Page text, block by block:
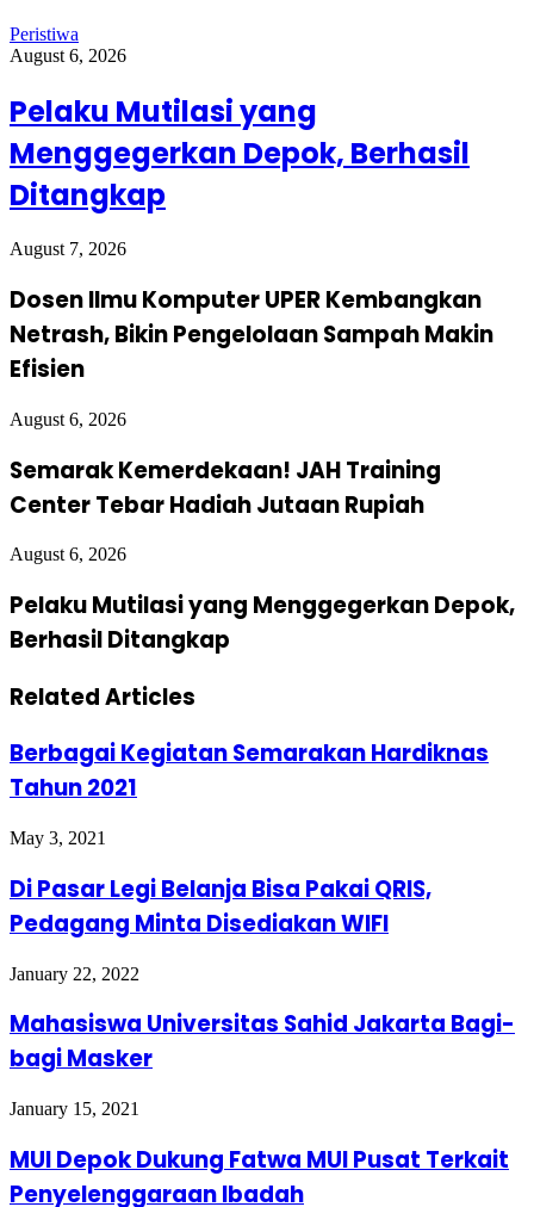
Peristiwa
August 6, 2026
Pelaku Mutilasi yang
Menggegerkan Depok, Berhasil
Ditangkap
August 7, 2026
Dosen Ilmu Komputer UPER Kembangkan
Netrash, Bikin Pengelolaan Sampah Makin
Efisien
August 6, 2026
Semarak Kemerdekaan! JAH Training
Center Tebar Hadiah Jutaan Rupiah
August 6, 2026
Pelaku Mutilasi yang Menggegerkan Depok,
Berhasil Ditangkap
Related Articles
Berbagai Kegiatan Semarakan Hardiknas
Tahun 2021
May 3, 2021
Di Pasar Legi Belanja Bisa Pakai QRIS,
Pedagang Minta Disediakan WIFI
January 22, 2022
Mahasiswa Universitas Sahid Jakarta Bagi-
bagi Masker
January 15, 2021
MUI Depok Dukung Fatwa MUI Pusat Terkait
Penyelenggaraan Ibadah